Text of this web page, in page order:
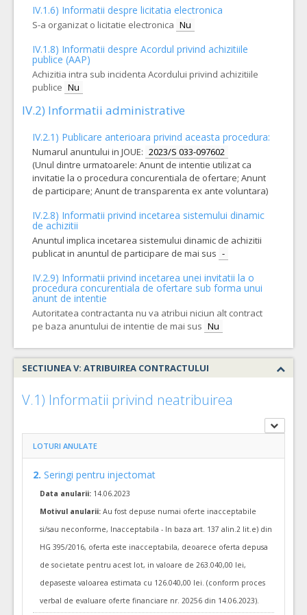
11. Trusa pentru montarea cateterului venos central
COD CPV: 33141620-2 Truse medicale (Rev.2)
VALOAREA ESTIMATA FARA
TVA:
111.000,00 - 370.000,00 Leu
10. Pansamente adezive transparente cu clorhexidina pentru cateter venos central
COD CPV: 33141110-4 Pansamente (Rev.2)
VALOAREA ESTIMATA FARA
TVA:
185.000,00 - 370.000,00 Leu
ATRIBUIT
13. Kit ingrijire corporala si orala preventie VAP pacient critic
33711700-4 Articole si preparate pentru igiena bucala sau dentara
VALOAREA ESTIMATA FARA
TVA:
150.000,00 - 450.000,00 Leu
14. Sistem monitorizare diureza orara si presiune intra abdominală
VALOAREA ESTIMATA FARA
9. Pansamente adezive transparente pentru cateter venos central
VALOAREA ESTIMATA FARA
8.700,00 - 14.500,00 Leu
ATRIBUIT
15. Traductor de presiune simplu cu sistem de recoltare in circuit inchis, pentru adult de unica folosinta – compatibil cu cablurile Edwards aflate in dotarea unitatii noastre
COD CPV:
33171000-9 Instrumente pentru anestezie si pentru reanimare
IV.1.6) Informatii despre licitatia electronica
S-a organizat o licitatie electronica Nu
IV.1.8) Informatii despre Acordul privind achizitiile
publice (AAP)
Achizitia intra sub incidenta Acordului privind achizitiile
publice Nu
IV.2) Informatii administrative
IV.2.1) Publicare anterioara privind aceasta procedura:
Numarul anuntului in JOUE: 2023/S 033-097602
(Unul dintre urmatoarele: Anunt de intentie utilizat ca
invitatie la o procedura concurentiala de ofertare; Anunt
de participare; Anunt de transparenta ex ante voluntara)
IV.2.8) Informatii privind incetarea sistemului dinamic
de achizitii
Anuntul implica incetarea sistemului dinamic de achizitii
publicat in anuntul de participare de mai sus -
IV.2.9) Informatii privind incetarea unei invitatii la o
procedura concurentiala de ofertare sub forma unui
anunt de intentie
Autoritatea contractanta nu va atribui niciun alt contract
pe baza anuntului de intentie de mai sus Nu
SECTIUNEA V: ATRIBUIREA CONTRACTULUI
V.1) Informatii privind neatribuirea
LOTURI ANULATE
2. Seringi pentru injectomat
Data anularii: 14.06.2023
Motivul anularii: Au fost depuse numai oferte inacceptabile
si/sau neconforme, Inacceptabila - In baza art. 137 alin.2 lit.e) din
HG 395/2016, oferta este inacceptabila, deoarece oferta depusa
de societate pentru acest lot, in valoare de 263.040,00 lei,
depaseste valoarea estimata cu 126.040,00 lei. (conform proces
verbal de evaluare oferte financiare nr. 20256 din 14.06.2023).